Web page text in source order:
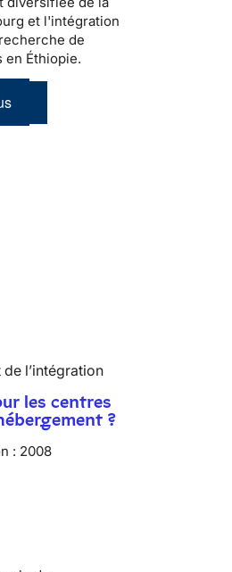
et l'intégration
de
en Éthiopie.
de l’intégration
les centres
?
: 2008